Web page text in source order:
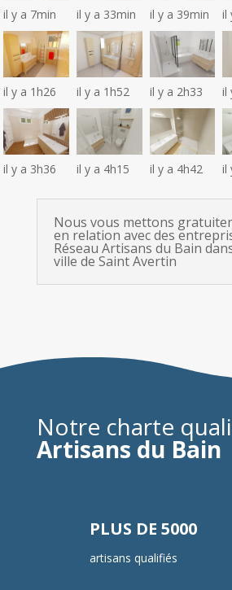
il y a 7min il y a 33min il y a 39min il
il y a 1h26 il y a 1h52 il y a 2h33 il
il y a 3h36 il y a 4h15 il y a 4h42 il
Nous vous mettons
en relation avec des
Réseau Artisans du Bain
ville de Saint Avertin
Notre charte
Artisans du Bain
PLUS DE 5000
artisans qualifiés